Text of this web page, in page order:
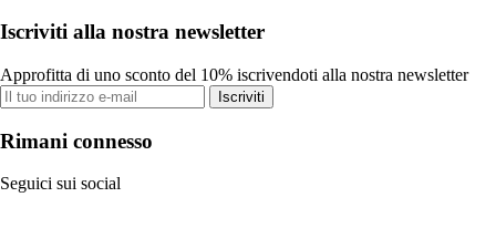
Iscriviti alla nostra newsletter
Approfitta di uno sconto del 10% iscrivendoti alla nostra newsletter
Iscriviti
Rimani connesso
Seguici sui social